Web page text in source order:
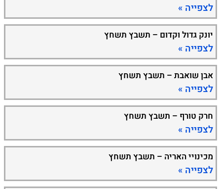
לצפייה »
יונק גדול וקדום – תשבץ תשחץ
לצפייה »
אבן שואבת – תשבץ תשחץ
לצפייה »
חרק טורף – תשבץ תשחץ
לצפייה »
מכינויי האריה – תשבץ תשחץ
לצפייה »